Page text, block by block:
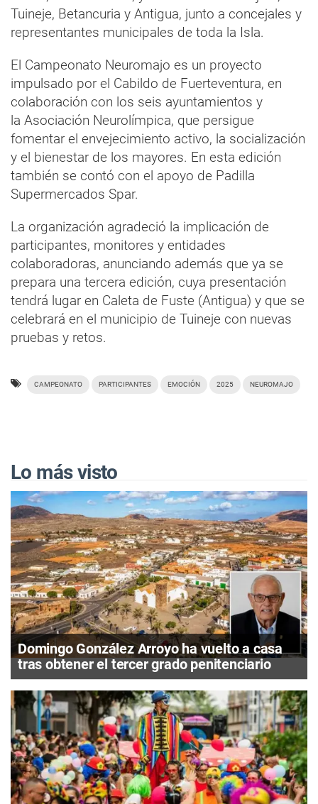
Tuineje, Betancuria y Antigua, junto a concejales y
representantes municipales de toda la Isla.
El Campeonato Neuromajo es un proyecto
impulsado por el Cabildo de Fuerteventura, en
colaboración con los seis ayuntamientos y
la Asociación Neurolímpica, que persigue
fomentar el envejecimiento activo, la socialización
y el bienestar de los mayores. En esta edición
también se contó con el apoyo de Padilla
Supermercados Spar.
La organización agradeció la implicación de
participantes, monitores y entidades
colaboradoras, anunciando además que ya se
prepara una tercera edición, cuya presentación
tendrá lugar en Caleta de Fuste (Antigua) y que se
celebrará en el municipio de Tuineje con nuevas
pruebas y retos.
CAMPEONATO PARTICIPANTES EMOCIÓN 2025 NEUROMAJO
Lo más visto
Domingo González Arroyo ha vuelto a casa
tras obtener el tercer grado penitenciario